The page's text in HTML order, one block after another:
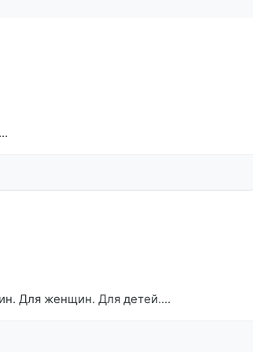
Для женщин. Для детей....